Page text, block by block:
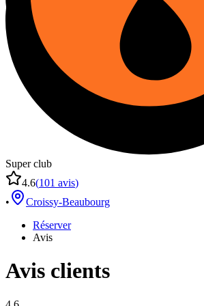
Super club
4.6(101 avis)
•
Croissy-Beaubourg
Réserver
Avis
Avis clients